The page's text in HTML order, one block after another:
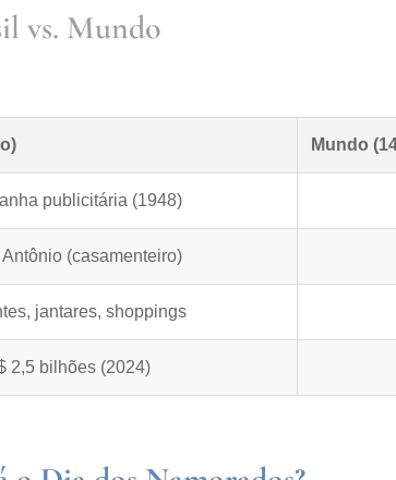
vs. Mundo
Mundo
publicitária (1948)
Antônio (casamenteiro)
jantares, shoppings
2,5 bilhões (2024)